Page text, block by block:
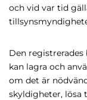
och vid var tid
Den
kan lagra och
om det är
skyldigheter, lösa